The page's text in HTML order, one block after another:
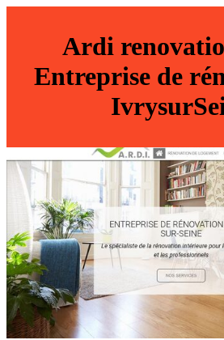
Ardi
Entreprise de